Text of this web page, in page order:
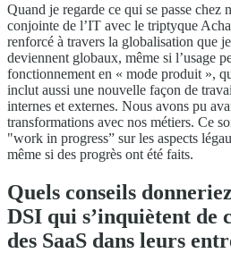
Quand je regarde ce qui se passe chez
conjointe de l’IT avec le triptyque
renforcé à travers la globalisation que
deviennent globaux, même si l’usage
fonctionnement en « mode produit »,
inclut aussi une nouvelle façon de
internes et externes. Nous avons pu
transformations avec nos métiers. Ce
"work in progress” sur les aspects
même si des progrès ont été faits.
Quels conseils
DSI qui s’inquiètent de
des SaaS dans leurs